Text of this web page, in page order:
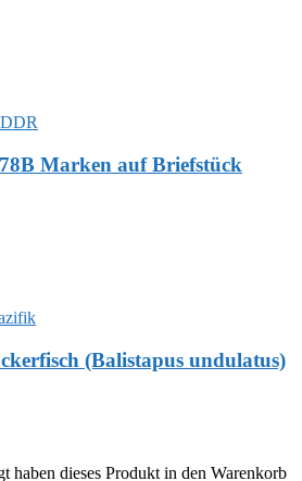
Marken auf Briefstück
(Balistapus undulatus)
haben dieses Produkt in den Warenkorb